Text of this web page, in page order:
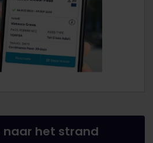
naar het strand